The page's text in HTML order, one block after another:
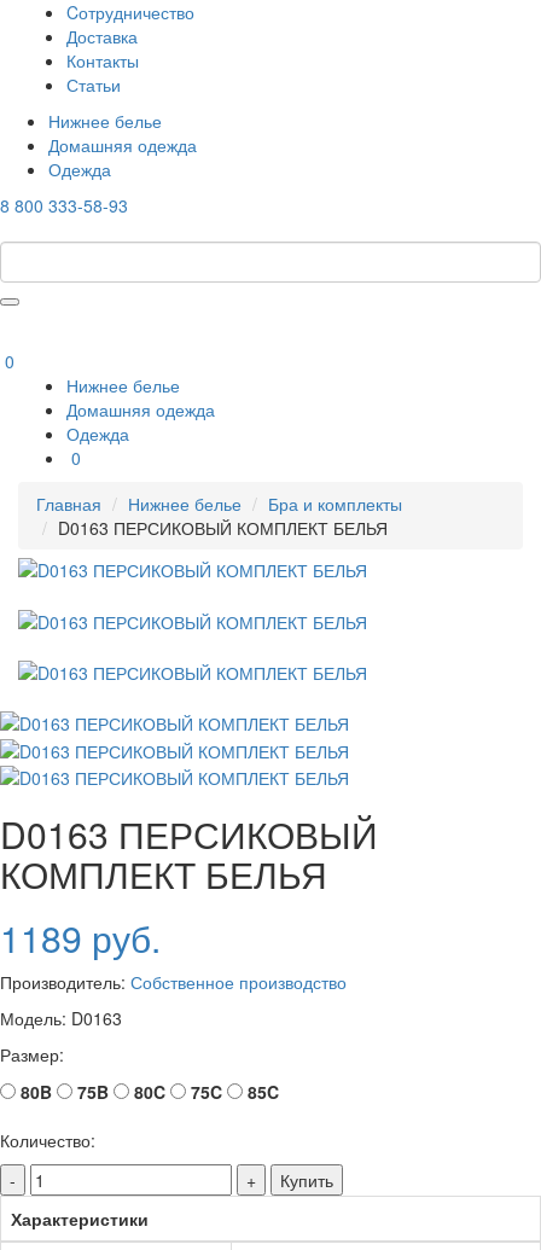
Cотрудничество
Доставка
Контакты
Статьи
Нижнее белье
Домашняя одежда
Одежда
8 800 333-58-93
0
Нижнее белье
Домашняя одежда
Одежда
0
Главная
Нижнее белье
Бра и комплекты
D0163 ПЕРСИКОВЫЙ КОМПЛЕКТ БЕЛЬЯ
D0163 ПЕРСИКОВЫЙ
КОМПЛЕКТ БЕЛЬЯ
1189 руб.
Производитель: Собственное производство
Модель: D0163
Размер:
80B
75B 80C 75C
85C
Количество:
-
+
Купить
Характеристики